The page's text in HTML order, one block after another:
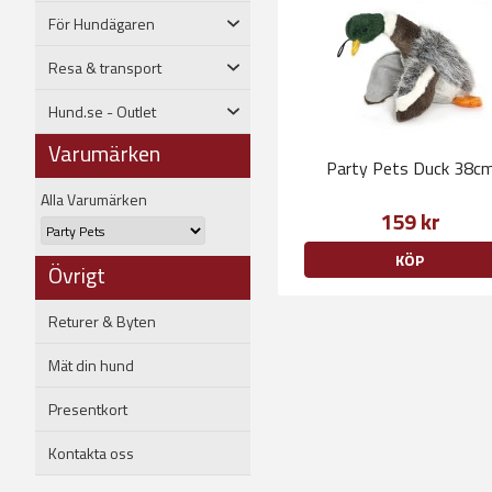
För Hundägaren
Resa & transport
Hund.se - Outlet
Varumärken
Alla Varumärken
Övrigt
Returer & Byten
Mät din hund
Presentkort
Kontakta oss
Party Pets Duck
159 kr
KÖP